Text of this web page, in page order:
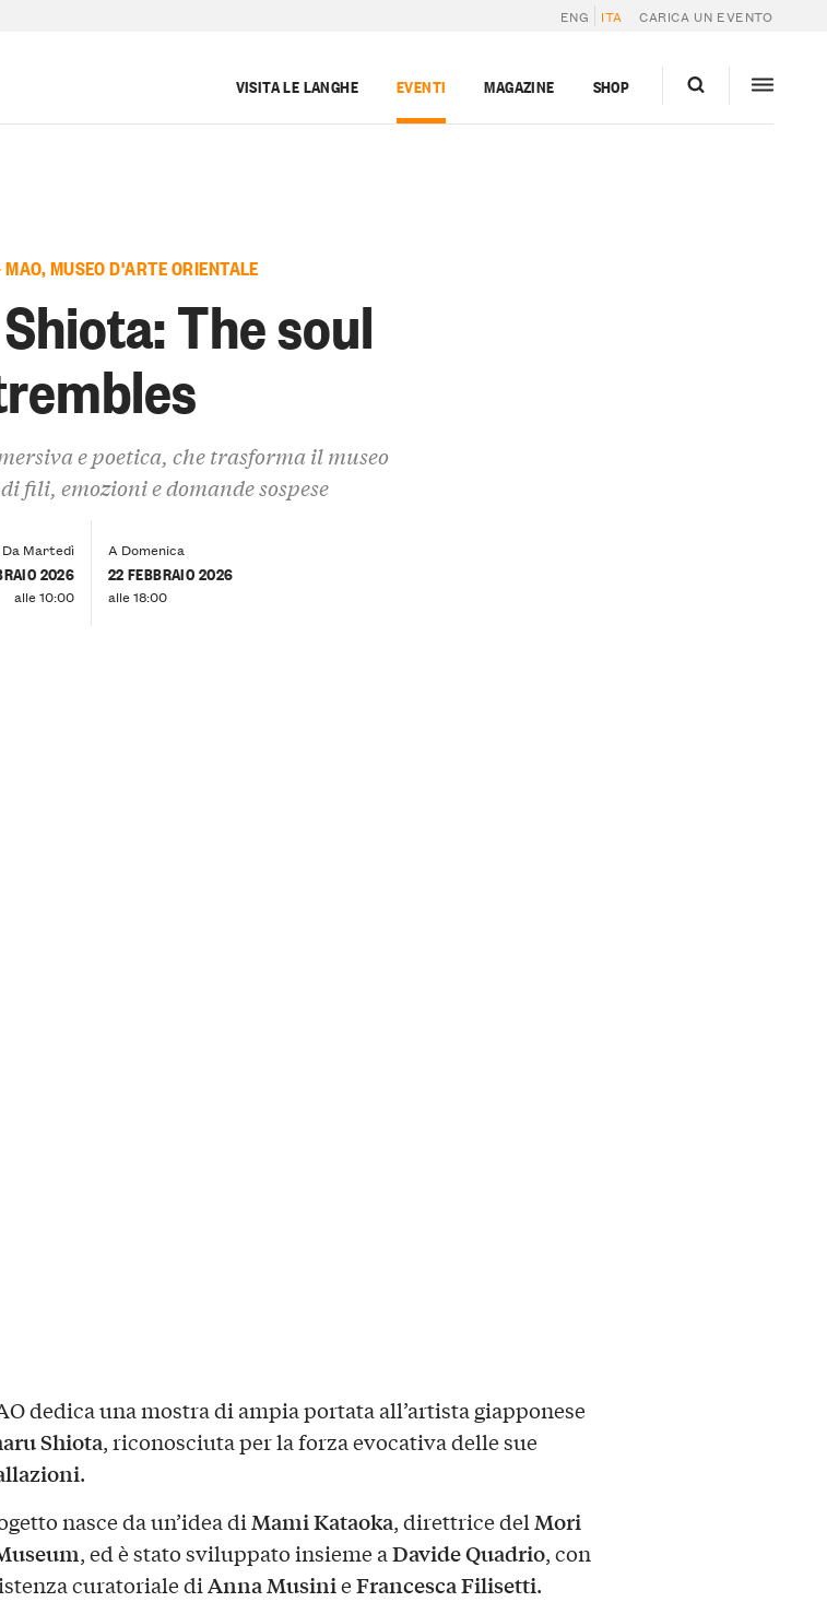
ENG ITA CARICA UN EVENTO
VISITA LE LANGHE EVENTI MAGAZINE SHOP
MUSEO D'ARTE ORIENTALE
The soul
e poetica, che trasforma il museo
fili, emozioni e domande sospese
Da Martedì
2026
alle 10:00
A Domenica
22 FEBBRAIO 2026
alle 18:00
dedica una mostra di ampia portata all’artista giapponese
Shiota, riconosciuta per la forza evocativa delle sue
.
nasce da un’idea diMami Kataoka, direttrice delMori
, ed è stato sviluppato insieme aDavide Quadrio, con
curatoriale diAnna MusinieFrancesca Filisetti.